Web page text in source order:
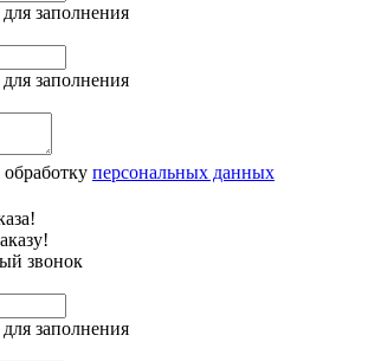
заполнения
заполнения
персональных данных
звонок
заполнения